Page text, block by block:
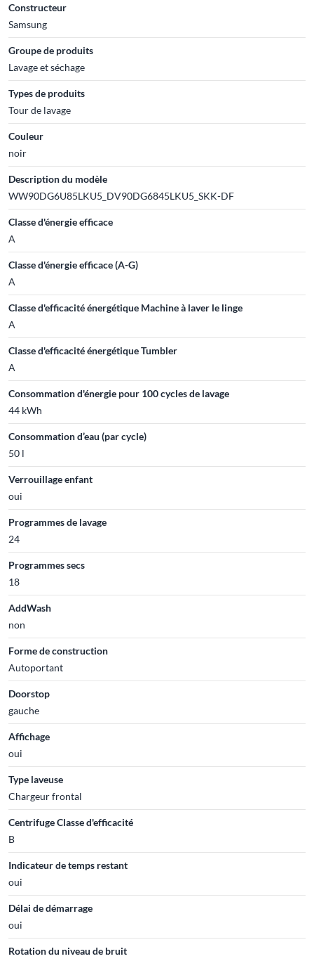
Constructeur
Samsung
Groupe de produits
Lavage et séchage
Types de produits
Tour de lavage
Couleur
noir
Description du modèle
WW90DG6U85LKU5_DV90DG6845LKU5_SKK-DF
Classe d'énergie efficace
A
Classe d'énergie efficace (A-G)
A
Classe d'efficacité énergétique Machine à laver le linge
A
Classe d'efficacité énergétique Tumbler
A
Consommation d'énergie pour 100 cycles de lavage
44 kWh
Consommation d’eau (par cycle)
50 l
Verrouillage enfant
oui
Programmes de lavage
24
Programmes secs
18
AddWash
non
Forme de construction
Autoportant
Doorstop
gauche
Affichage
oui
Type laveuse
Chargeur frontal
Centrifuge Classe d'efficacité
B
Indicateur de temps restant
oui
Délai de démarrage
oui
Rotation du niveau de bruit